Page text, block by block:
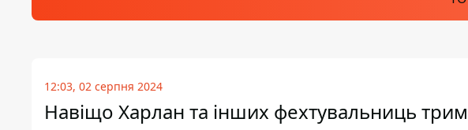
12:03, 02 серпня 2024
Навіщо Харлан та інших фехтувальниць